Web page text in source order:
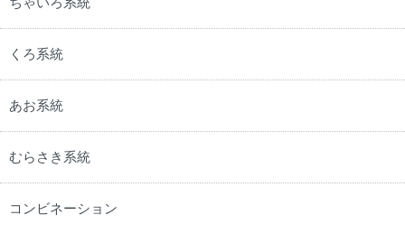
くろ系統
あお系統
むらさき系統
コンビネーション